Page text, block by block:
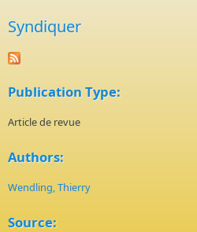
Syndiquer
Publication Type:
Article de revue
Authors:
Wendling, Thierry
Source: